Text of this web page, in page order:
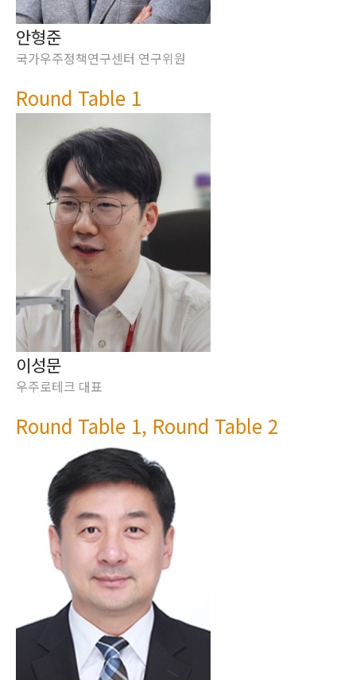
안형준
국가우주정책연구센터 연구위원
Round Table 1
이성문
우주로테크 대표
Round Table 1, Round Table 2